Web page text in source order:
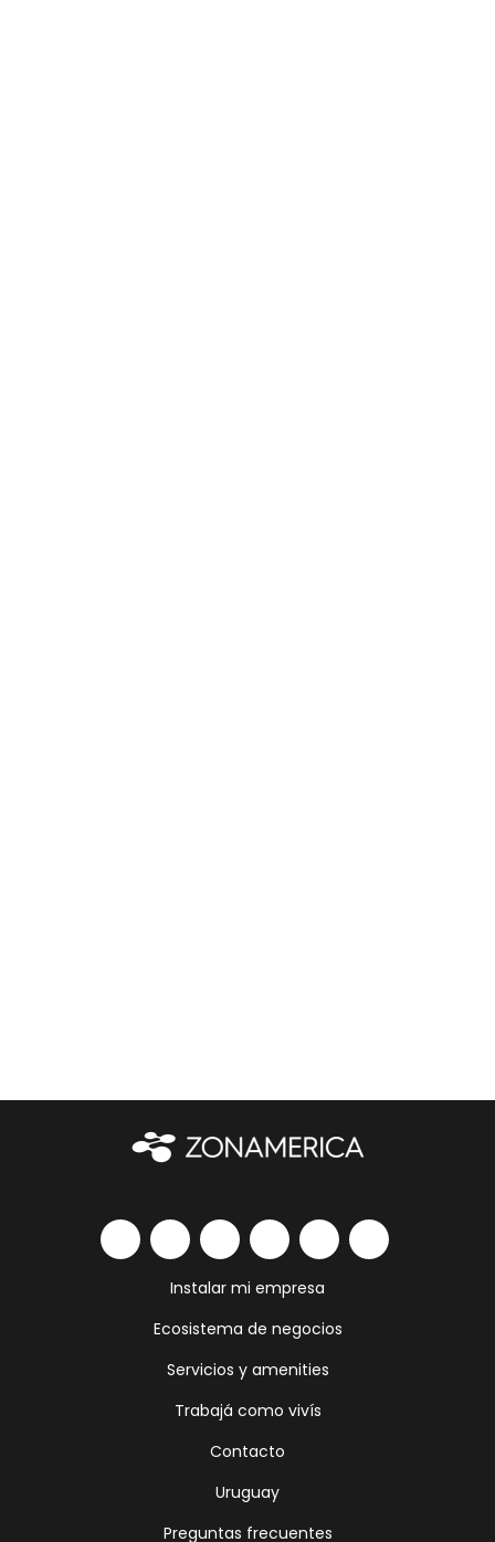
Instalar mi empresa
Ecosistema de negocios
Servicios y amenities
Trabajá como vivís
Contacto
Uruguay
Preguntas frecuentes